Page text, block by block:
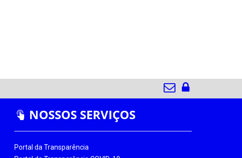
NOSSOS SERVIÇOS
Portal da Transparência